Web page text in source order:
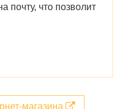
почту, что позволит
магазина